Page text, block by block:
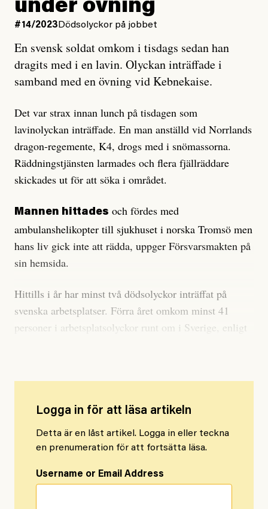
under övning
#14/2023 Dödsolyckor på jobbet
En svensk soldat omkom i tisdags sedan han
dragits med i en lavin. Olyckan inträffade i
samband med en övning vid Kebnekaise.
Det var strax innan lunch på tisdagen som
lavinolyckan inträffade. En man anställd vid Norrlands
dragon-regemente, K4, drogs med i snömassorna.
Räddningstjänsten larmades och flera fjällräddare
skickades ut för att söka i området.
Mannen hittades och fördes med
ambulanshelikopter till sjukhuset i norska Tromsö men
hans liv gick inte att rädda, uppger Försvarsmakten på
sin hemsida.
Hittills i år har minst två dödsolyckor inträffat på
svenska arbetsplatser. Förra året omkom minst 41
personer i arbetsplatsolyckor runt om i Sverige, enligt
Logga in för att läsa artikeln
Detta är en låst artikel. Logga in eller teckna
en prenumeration för att fortsätta läsa.
Username or Email Address